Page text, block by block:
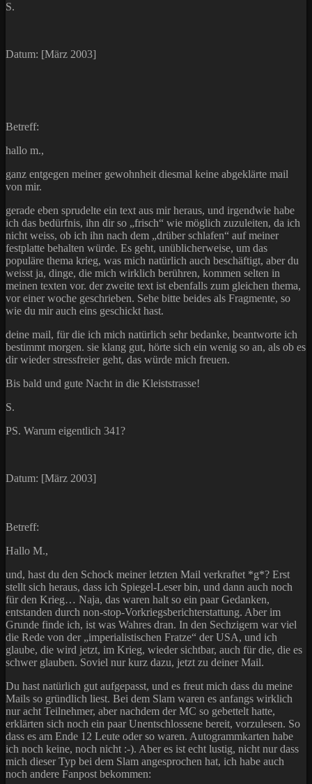
S.
Datum: [März 2003]
Betreff:
hallo m.,
ganz entgegen meiner gewohnheit diesmal keine abgeklärte mail
von mir.
gerade eben sprudelte ein text aus mir heraus, und irgendwie habe
ich das bedürfnis, ihn dir so „frisch“ wie möglich zuzuleiten, da ich
nicht weiss, ob ich ihn nach dem „drüber schlafen“ auf meiner
festplatte behalten würde. Es geht, unüblicherweise, um das
populäre thema krieg, was mich natürlich auch beschäftigt, aber du
weisst ja, dinge, die mich wirklich berühren, kommen selten in
meinen texten vor. der zweite text ist ebenfalls zum gleichen thema,
vor einer woche geschrieben. Sehe bitte beides als Fragmente, so
wie du mir auch eins geschickt hast.
deine mail, für die ich mich natürlich sehr bedanke, beantworte ich
bestimmt morgen. sie klang gut, hörte sich ein wenig so an, als ob es
dir wieder stressfreier geht, das würde mich freuen.
Bis bald und gute Nacht in die Kleiststrasse!
S.
PS. Warum eigentlich 341?
Datum: [März 2003]
Betreff:
Hallo M.,
und, hast du den Schock meiner letzten Mail verkraftet *g*? Erst
stellt sich heraus, dass ich Spiegel-Leser bin, und dann auch noch
für den Krieg… Naja, das waren halt so ein paar Gedanken,
entstanden durch non-stop-Vorkriegsberichterstattung. Aber im
Grunde finde ich, ist was Wahres dran. In den Sechzigern war viel
die Rede von der „imperialistischen Fratze“ der USA, und ich
glaube, die wird jetzt, im Krieg, wieder sichtbar, auch für die, die es
schwer glauben. Soviel nur kurz dazu, jetzt zu deiner Mail.
Du hast natürlich gut aufgepasst, und es freut mich dass du meine
Mails so gründlich liest. Bei dem Slam waren es anfangs wirklich
nur acht Teilnehmer, aber nachdem der MC so gebettelt hatte,
erklärten sich noch ein paar Unentschlossene bereit, vorzulesen. So
dass es am Ende 12 Leute oder so waren. Autogrammkarten habe
ich noch keine, noch nicht :-). Aber es ist echt lustig, nicht nur dass
mich dieser Typ bei dem Slam angesprochen hat, ich habe auch
noch andere Fanpost bekommen: